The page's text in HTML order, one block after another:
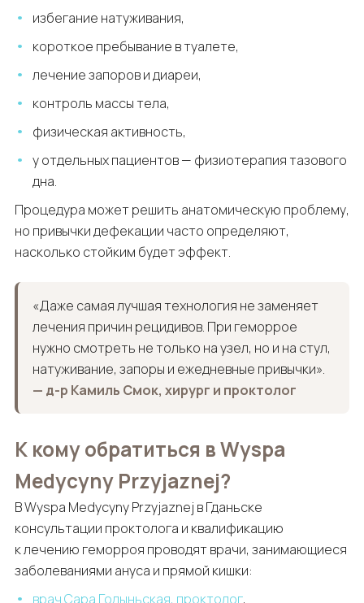
избегание натуживания,
короткое пребывание в туалете,
лечение запоров и диареи,
контроль массы тела,
физическая активность,
у отдельных пациентов — физиотерапия тазового
дна.
Процедура может решить анатомическую проблему,
но привычки дефекации часто определяют,
насколько стойким будет эффект.
«Даже самая лучшая технология не заменяет
лечения причин рецидивов. При геморрое
нужно смотреть не только на узел, но и на стул,
натуживание, запоры и ежедневные привычки».
— д-р Камиль Смок, хирург и проктолог
К кому обратиться в Wyspa
Medycyny Przyjaznej?
В Wyspa Medycyny Przyjaznej в Гданьске
консультации проктолога и квалификацию
к лечению геморроя проводят врачи, занимающиеся
заболеваниями ануса и прямой кишки:
врач Сара Годыньская, проктолог,